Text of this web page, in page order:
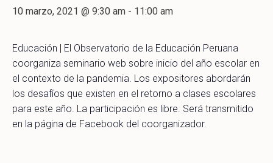
10 marzo, 2021 @ 9:30 am - 11:00 am
Educación | El Observatorio de la Educación Peruana
coorganiza seminario web sobre inicio del año escolar en
el contexto de la pandemia. Los expositores abordarán
los desafíos que existen en el retorno a clases escolares
para este año. La participación es libre. Será transmitido
en la página de Facebook del coorganizador.